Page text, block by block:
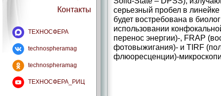
Контакты
ТЕХНОСФЕРА
technospheramag
technospheramag
ТЕХНОСФЕРА_РИЦ
серьезный пробел в
будет востребована в
использовании
перенос энергии)-, FRAP
фотовыжигания)- и TIRF
флюоресценции)-